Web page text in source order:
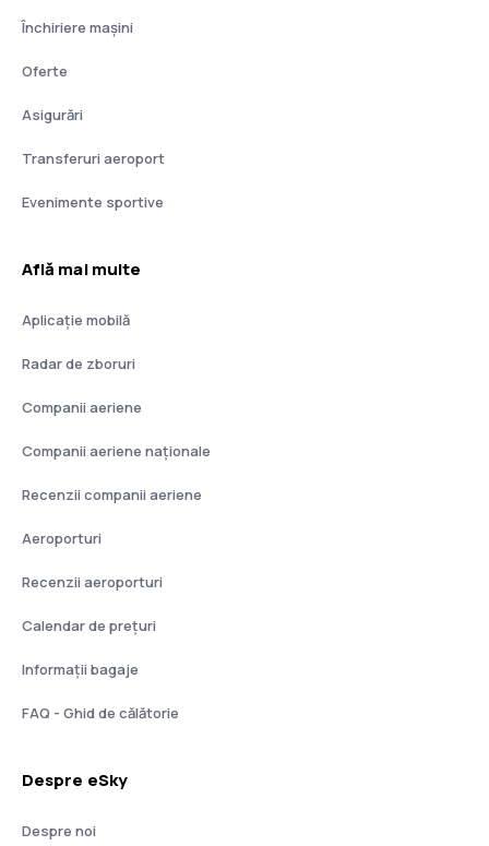
Închiriere mașini
Oferte
Asigurări
Transferuri aeroport
Evenimente sportive
Află mai multe
Aplicație mobilă
Radar de zboruri
Companii aeriene
Companii aeriene naţionale
Recenzii companii aeriene
Aeroporturi
Recenzii aeroporturi
Calendar de prețuri
Informații bagaje
FAQ - Ghid de călătorie
Despre eSky
Despre noi